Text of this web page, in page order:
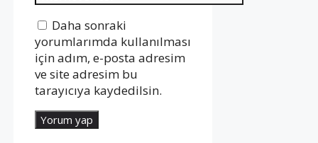
sitesi
Daha sonraki
yorumlarımda kullanılması
için adım, e-posta adresim
ve site adresim bu
tarayıcıya kaydedilsin.